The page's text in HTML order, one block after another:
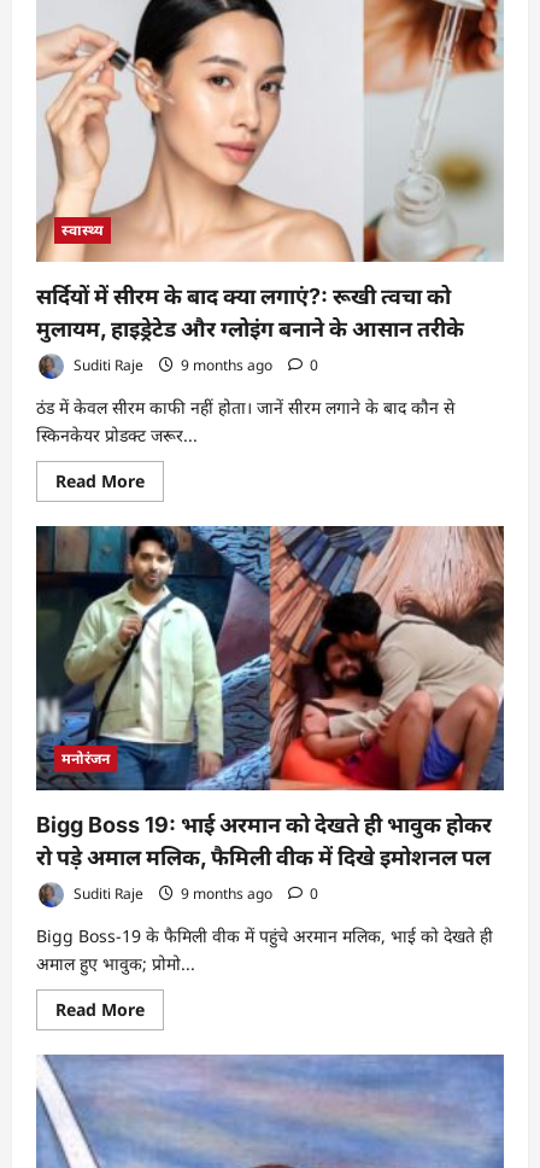
2025
Holiday
Trip:
क्रिसमस
और
न्यू
ईयर
सेलिब्रेशन
के
लिए
भारत
की
बेहतरीन
जगहें
स्वास्थ्य
सर्दियों में सीरम के बाद क्या लगाएं?: रूखी त्वचा को
मुलायम, हाइड्रेटेड और ग्लोइंग बनाने के आसान तरीके
Suditi Raje 9 months ago 0
ठंड में केवल सीरम काफी नहीं होता। जानें सीरम लगाने के बाद कौन से
स्किनकेयर प्रोडक्ट जरूर...
Read MoreRead
more
सर्दियों
में
सीरम
के
बाद
क्या
लगाएं?:
रूखी
त्वचा
को
मुलायम,
हाइड्रेटेड
और
ग्लोइंग
बनाने
के
तरीके
मनोरंजन
Bigg Boss 19: भाई अरमान को देखते ही भावुक होकर
रो पड़े अमाल मलिक, फैमिली वीक में दिखे इमोशनल पल
Suditi Raje 9 months ago 0
Bigg Boss-19 के फैमिली वीक में पहुंचे अरमान मलिक, भाई को देखते ही
अमाल हुए भावुक; प्रोमो...
Read MoreRead
more
Bigg
19:
भाई
अरमान
को
देखते